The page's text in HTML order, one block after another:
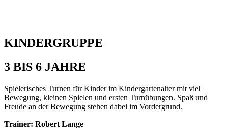
KINDERGRUPPE
3 BIS 6 JAHRE
Spielerisches Turnen für Kinder im Kindergartenalter mit viel
Bewegung, kleinen Spielen und ersten Turnübungen. Spaß und
Freude an der Bewegung stehen dabei im Vordergrund.
Trainer: Robert Lange